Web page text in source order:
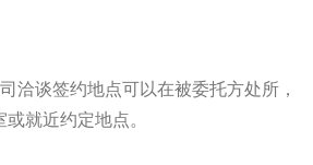
洽谈签约地点可以在被委托方处所，
就近约定地点。